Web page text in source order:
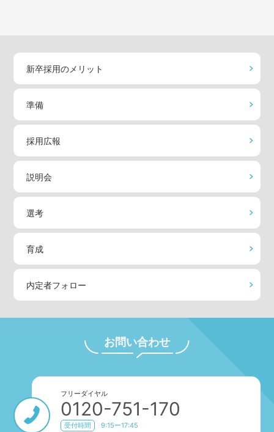
新卒採用のメリット
準備
採用広報
説明会
選考
育成
内定者フォロー
お問い合わせ
フリーダイヤル
0120-751-170
受付時間
9:15ー17:45